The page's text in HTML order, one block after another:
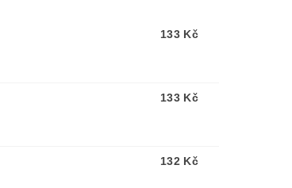
133 Kč
133 Kč
132 Kč